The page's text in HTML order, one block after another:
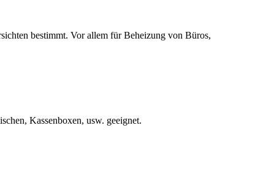
bestimmt. Vor allem für Beheizung von Büros,
Kassenboxen, usw. geeignet.